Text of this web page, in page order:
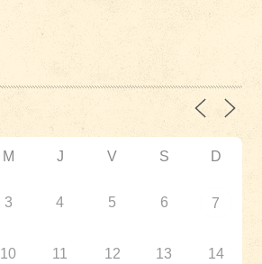
M J V S D
3 4 5 6 7
10 11 12 13 14